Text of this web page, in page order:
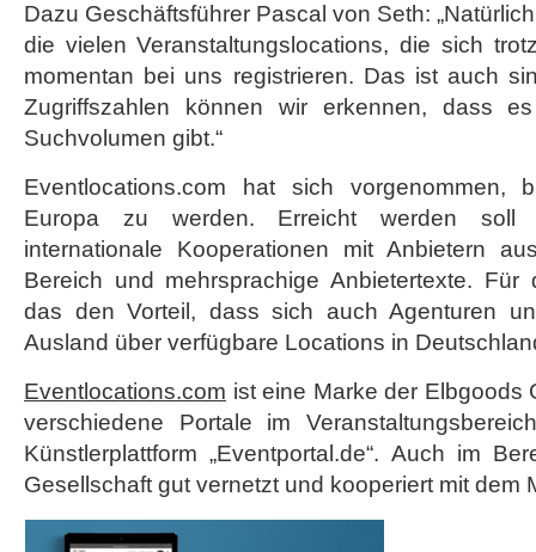
Dazu Geschäftsführer Pascal von Seth:
die vielen Veranstaltungslocations, die sich
momentan bei uns registrieren. Das ist auch
Zugriffszahlen können wir erkennen, dass
Suchvolumen gibt.“
Eventlocations.com hat sich vorgenommen,
Europa zu werden. Erreicht werden soll
internationale Kooperationen mit Anbietern
Bereich und mehrsprachige Anbietertexte. Für
das den Vorteil, dass sich auch Agenturen
Ausland über verfügbare Locations in
Eventlocations.com ist eine Marke der Elbgoods
verschiedene Portale im
Künstlerplattform „Eventportal.de“. Auch im
Gesellschaft gut vernetzt und kooperiert mit dem